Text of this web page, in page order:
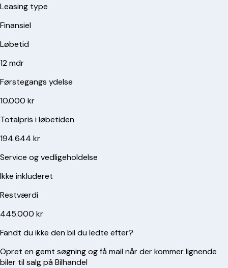
Leasing type
Finansiel
Løbetid
12 mdr
Førstegangs ydelse
10.000 kr
Totalpris i løbetiden
194.644 kr
Service og vedligeholdelse
Ikke inkluderet
Restværdi
445.000 kr
Fandt du ikke den bil du ledte efter?
Opret en gemt søgning og få mail når der kommer lignende
biler til salg på Bilhandel